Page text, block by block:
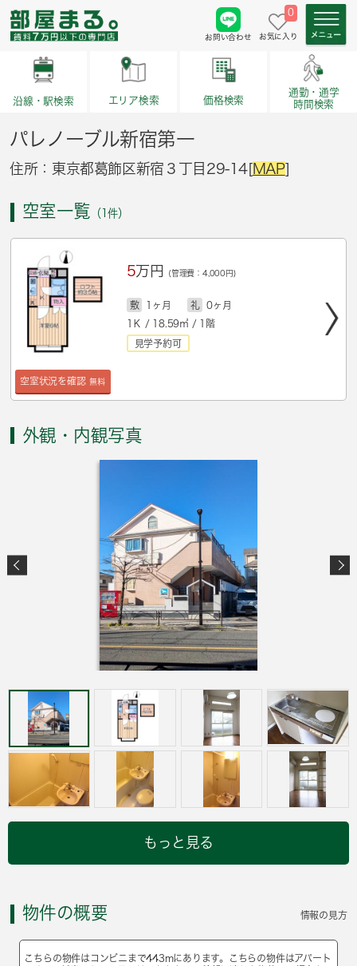
お問い合わせ
0
お気に入り
沿線・駅検索 エリア検索 価格検索
通勤・通学
時間検索
パレノーブル新宿第一
住所：東京都葛飾区新宿３丁目29-14[MAP]
空室一覧 （1件）
空室状況を確認 無料
5万円 (管理費：4,000円)
敷 1ヶ月 礼
0ヶ月
1Ｋ / 18.59㎡ / 1階
見学予約可
外観・内観写真
もっと見る
物件の概要 情報の見方
こちらの物件はコンビニまで443mにあります。こちらの物件はアパート